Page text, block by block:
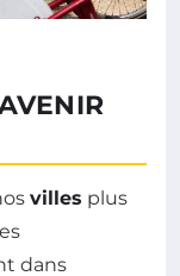
villes plus
dans